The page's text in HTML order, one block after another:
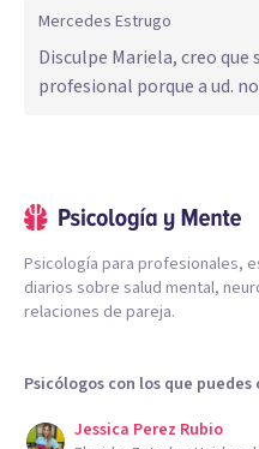
Mercedes Estrugo
Disculpe Mariela, creo que
profesional porque a ud.
Psicología para profesionales,
diarios sobre salud mental,
relaciones de pareja.
Psicólogos con los que
Jessica Perez Rubio